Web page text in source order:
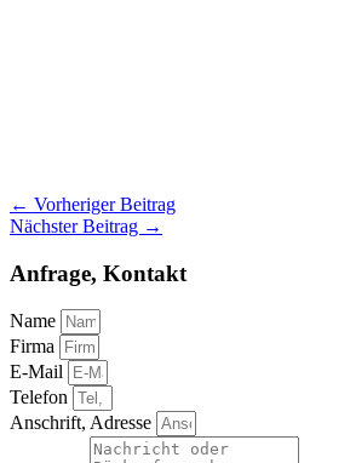
← Vorheriger Beitrag
Nächster Beitrag →
Anfrage, Kontakt
Name
Firma
E-Mail
Telefon
Anschrift, Adresse